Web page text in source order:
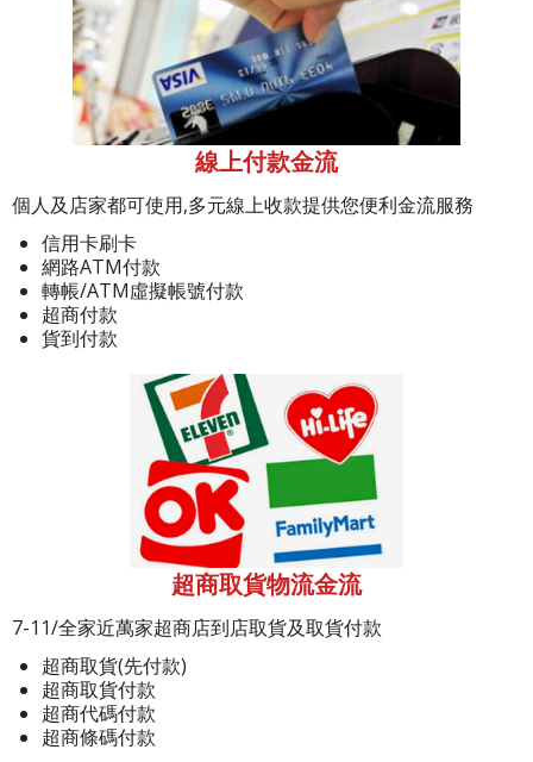
線上付款金流
個人及店家都可使用,多元線上收款提供您便利金流服務
信用卡刷卡
網路ATM付款
轉帳/ATM虛擬帳號付款
超商付款
貨到付款
超商取貨物流金流
7-11/全家近萬家超商店到店取貨及取貨付款
超商取貨(先付款)
超商取貨付款
超商代碼付款
超商條碼付款